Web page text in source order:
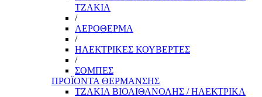
ΤΖΑΚΙΑ
/
ΑΕΡΟΘΕΡΜΑ
/
ΗΛΕΚΤΡΙΚΕΣ ΚΟΥΒΕΡΤΕΣ
/
ΣΟΜΠΕΣ
ΠΡΟΪΟΝΤΑ ΘΕΡΜΑΝΣΗΣ
ΤΖΑΚΙΑ ΒΙΟΑΙΘΑΝΟΛΗΣ / ΗΛΕΚΤΡΙΚΑ